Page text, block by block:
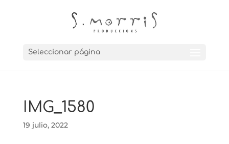
Seleccionar página
IMG_1580
19 julio, 2022